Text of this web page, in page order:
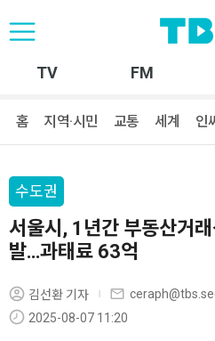
TV FM
홈 지역·시민 교통 세계 인
수도권
서울시, 1년간 부동산거
발…과태료 63억
김선환 기자
2025-08-07 11:20